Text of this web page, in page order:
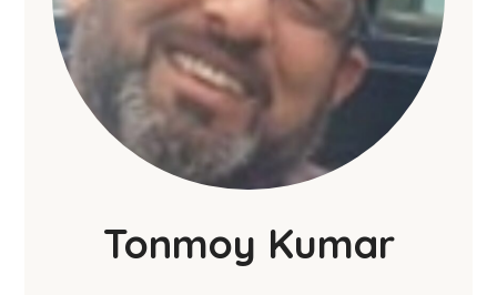
Tonmoy Kumar